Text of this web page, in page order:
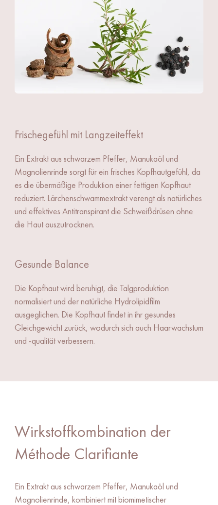
Frischegefühl mit Langzeiteffekt
Ein Extrakt aus schwarzem Pfeffer, Manukaöl und
Magnolienrinde sorgt für ein frisches Kopfhautgefühl, da
es die übermäßige Produktion einer fettigen Kopfhaut
reduziert. Lärchenschwammextrakt verengt als natürliches
und effektives Antitranspirant die Schweißdrüsen ohne
die Haut auszutrocknen.
Gesunde Balance
Die Kopfhaut wird beruhigt, die Talgproduktion
normalisiert und der natürliche Hydrolipidfilm
ausgeglichen. Die Kopfhaut findet in ihr gesundes
Gleichgewicht zurück, wodurch sich auch Haarwachstum
und -qualität verbessern.
Wirkstoffkombination der
Méthode Clarifiante
Ein Extrakt aus schwarzem Pfeffer, Manukaöl und
Magnolienrinde, kombiniert mit biomimetischer